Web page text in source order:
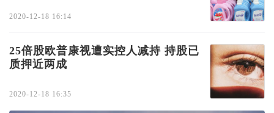
2020-12-18 16:14
25倍股欧普康视遭实控人减持 持股已
质押近两成
2020-12-18 16:35